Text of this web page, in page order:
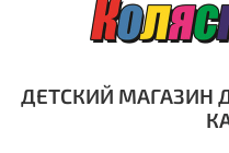
ДЕТСКИЙ МАГАЗИН